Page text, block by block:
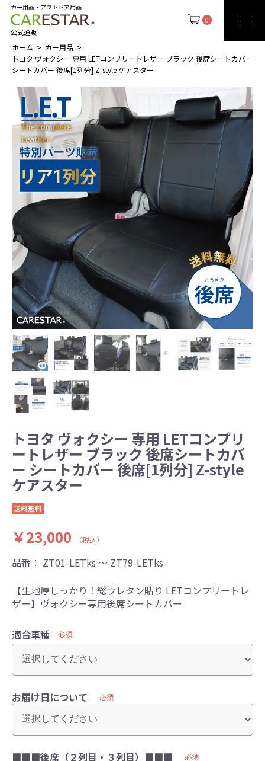
0
カー用品・アウトドア用品
公式通販
ホーム
カー用品
トヨタ ヴォクシー 専用 LETコンプリートレザー ブラック 後席シートカバー
シートカバー 後席[1列分] Z-style ケアスター
トヨタ ヴォクシー 専用 LETコンプリ
ートレザー ブラック 後席シートカバ
ー シートカバー 後席[1列分] Z-style
ケアスター
送料無料
￥23,000 （税込）
品番： ZT01-LETks ～ ZT79-LETks
【生地厚しっかり！総ウレタン貼り LETコンプリートレ
ザー】ヴォクシー専用後席シートカバー
適合車種 必須
お届け日について 必須
■■■後席（２列目・３列目）■■■ 必須